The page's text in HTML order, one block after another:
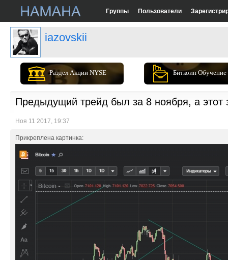
Группы Пользователи
iazovskii
Раздел Акции NYSE Биткоин Обучение
Предыдущий трейд был за 8 ноября, а
Ноя 11 2017, 19:37
Прикреплена картинка: